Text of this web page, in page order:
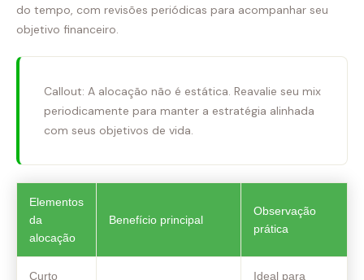
do tempo, com revisões periódicas para acompanhar seu
objetivo financeiro.
Callout: A alocação não é estática. Reavalie seu mix
periodicamente para manter a estratégia alinhada
com seus objetivos de vida.
Elementos
da
alocação
Benefício principal
Observação
prática
Curto Ideal para